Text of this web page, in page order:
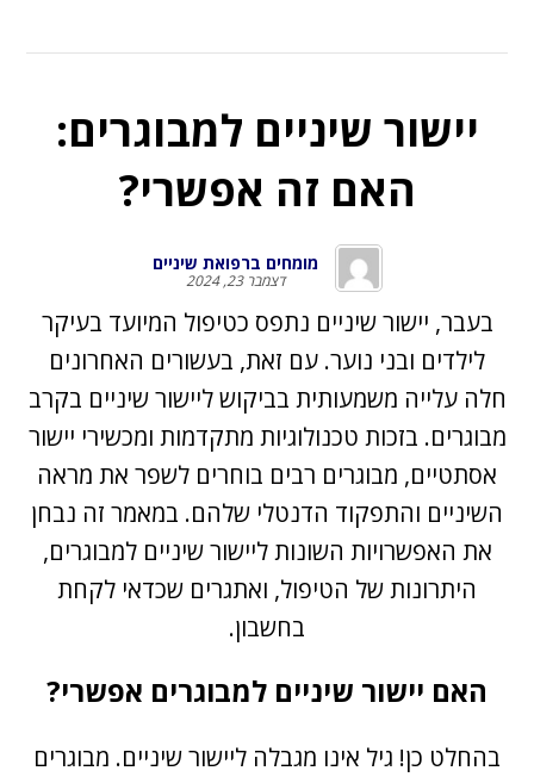
יישור שיניים למבוגרים:
האם זה אפשרי?
מומחים ברפואת שיניים
דצמבר 23, 2024
בעבר, יישור שיניים נתפס כטיפול המיועד בעיקר
לילדים ובני נוער. עם זאת, בעשורים האחרונים
חלה עלייה משמעותית בביקוש ליישור שיניים בקרב
מבוגרים. בזכות טכנולוגיות מתקדמות ומכשירי יישור
אסתטיים, מבוגרים רבים בוחרים לשפר את מראה
השיניים והתפקוד הדנטלי שלהם. במאמר זה נבחן
את האפשרויות השונות ליישור שיניים למבוגרים,
היתרונות של הטיפול, ואתגרים שכדאי לקחת
בחשבון.
האם יישור שיניים למבוגרים אפשרי?
בהחלט כן! גיל אינו מגבלה ליישור שיניים. מבוגרים